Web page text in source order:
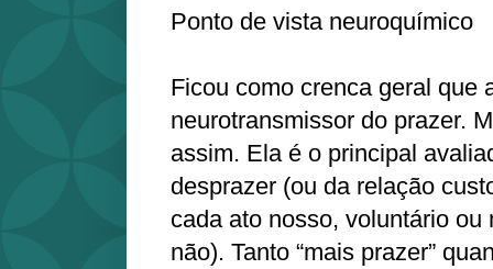
Ponto de vista neuroquímico
Ficou como crenca geral que
neurotransmissor do prazer.
assim. Ela é o principal
desprazer (ou da relação
cada ato nosso, voluntário ou
não). Tanto “mais prazer”